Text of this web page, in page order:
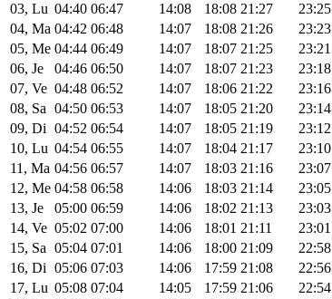
03, Lu 04:40 06:47 14:08 18:08 21:27
23:25
04, Ma 04:42 06:48 14:07 18:08 21:26
23:23
05, Me 04:44 06:49 14:07 18:07 21:25
23:21
06, Je
04:46 06:50 14:07 18:07 21:23
23:18
07, Ve 04:48 06:52 14:07 18:06 21:22
23:16
08, Sa 04:50 06:53 14:07 18:05 21:20
23:14
09, Di 04:52 06:54 14:07 18:05 21:19
23:12
10, Lu 04:54 06:55 14:07 18:04 21:17
23:10
11, Ma 04:56 06:57 14:07 18:03 21:16
23:07
12, Me 04:58 06:58 14:06 18:03 21:14
23:05
13, Je
05:00 06:59 14:06 18:02 21:13
23:03
14, Ve 05:02 07:00 14:06 18:01 21:11
23:01
15, Sa 05:04 07:01 14:06 18:00 21:09
22:58
16, Di 05:06 07:03 14:06 17:59 21:08
22:56
17, Lu 05:08 07:04 14:05 17:59 21:06
22:54